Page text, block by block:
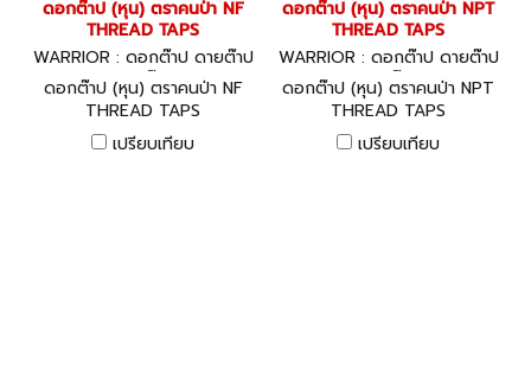
ดอกต๊าป (หุน) ตราคนป่า NF
THREAD TAPS
WARRIOR : ดอกต๊าป ดายต๊าป
ด้ามต๊าป
ดอกต๊าป (หุน) ตราคนป่า NF
THREAD TAPS
เปรียบเทียบ
ดอกต๊าป (หุน) ตราคนป่า NPT
THREAD TAPS
WARRIOR : ดอกต๊าป ดายต๊าป
ด้ามต๊าป
ดอกต๊าป (หุน) ตราคนป่า NPT
THREAD TAPS
เปรียบเทียบ